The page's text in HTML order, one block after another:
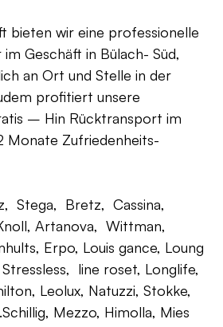
bieten wir eine professionelle
Geschäft in Bülach- Süd,
an Ort und Stelle in der
profitiert unsere
– Hin Rücktransport im
Monate Zufriedenheits-
Stega, Bretz, Cassina,
Artanova, Wittman,
Erpo, Louis gance, Loung
line roset, Longlife,
Leolux, Natuzzi, Stokke,
Mezzo, Himolla, Mies